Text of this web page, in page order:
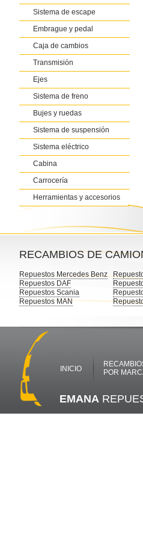
Sistema de escape
Embrague y pedal
Caja de cambios
Transmisión
Ejes
Sistema de freno
Bujes y ruedas
Sistema de suspensión
Sistema eléctrico
Cabina
Carrocería
Herramientas y accesorios
RECAMBIOS DE
Repuestos Mercedes Benz
Repuestos DAF
Repuestos Scania
Repuestos MAN
INICIO
POR
EMANA